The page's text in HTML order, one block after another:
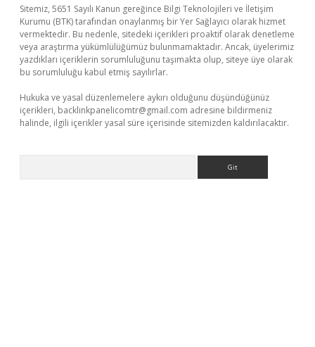
Sitemiz, 5651 Sayılı Kanun gereğince Bilgi Teknolojileri ve İletişim
Kurumu (BTK) tarafından onaylanmış bir Yer Sağlayıcı olarak hizmet
vermektedir. Bu nedenle, sitedeki içerikleri proaktif olarak denetleme
veya araştırma yükümlülüğümüz bulunmamaktadır. Ancak, üyelerimiz
yazdıkları içeriklerin sorumluluğunu taşımakta olup, siteye üye olarak
bu sorumluluğu kabul etmiş sayılırlar.
Hukuka ve yasal düzenlemelere aykırı olduğunu düşündüğünüz
içerikleri, backlinkpanelicomtr@gmail.com adresine bildirmeniz
halinde, ilgili içerikler yasal süre içerisinde sitemizden kaldırılacaktır.